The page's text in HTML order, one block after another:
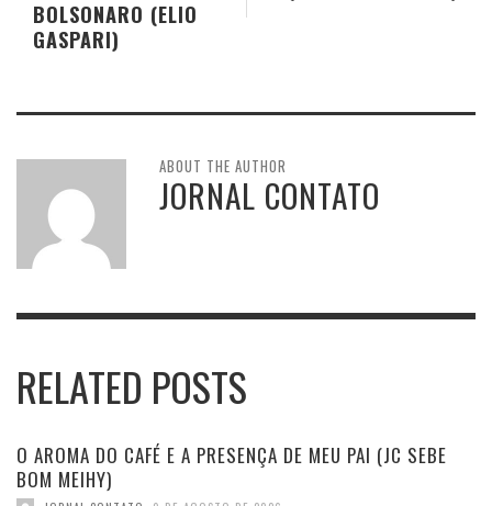
BOLSONARO (ELIO
GASPARI)
ABOUT THE AUTHOR
JORNAL CONTATO
RELATED POSTS
O AROMA DO CAFÉ E A PRESENÇA DE MEU PAI (JC SEBE
BOM MEIHY)